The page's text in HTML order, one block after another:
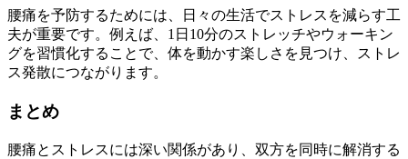
腰痛を予防するためには、日々の生活でストレスを減らす工
夫が重要です。例えば、1日10分のストレッチやウォーキン
グを習慣化することで、体を動かす楽しさを見つけ、ストレ
ス発散につながります。
まとめ
腰痛とストレスには深い関係があり、双方を同時に解消する